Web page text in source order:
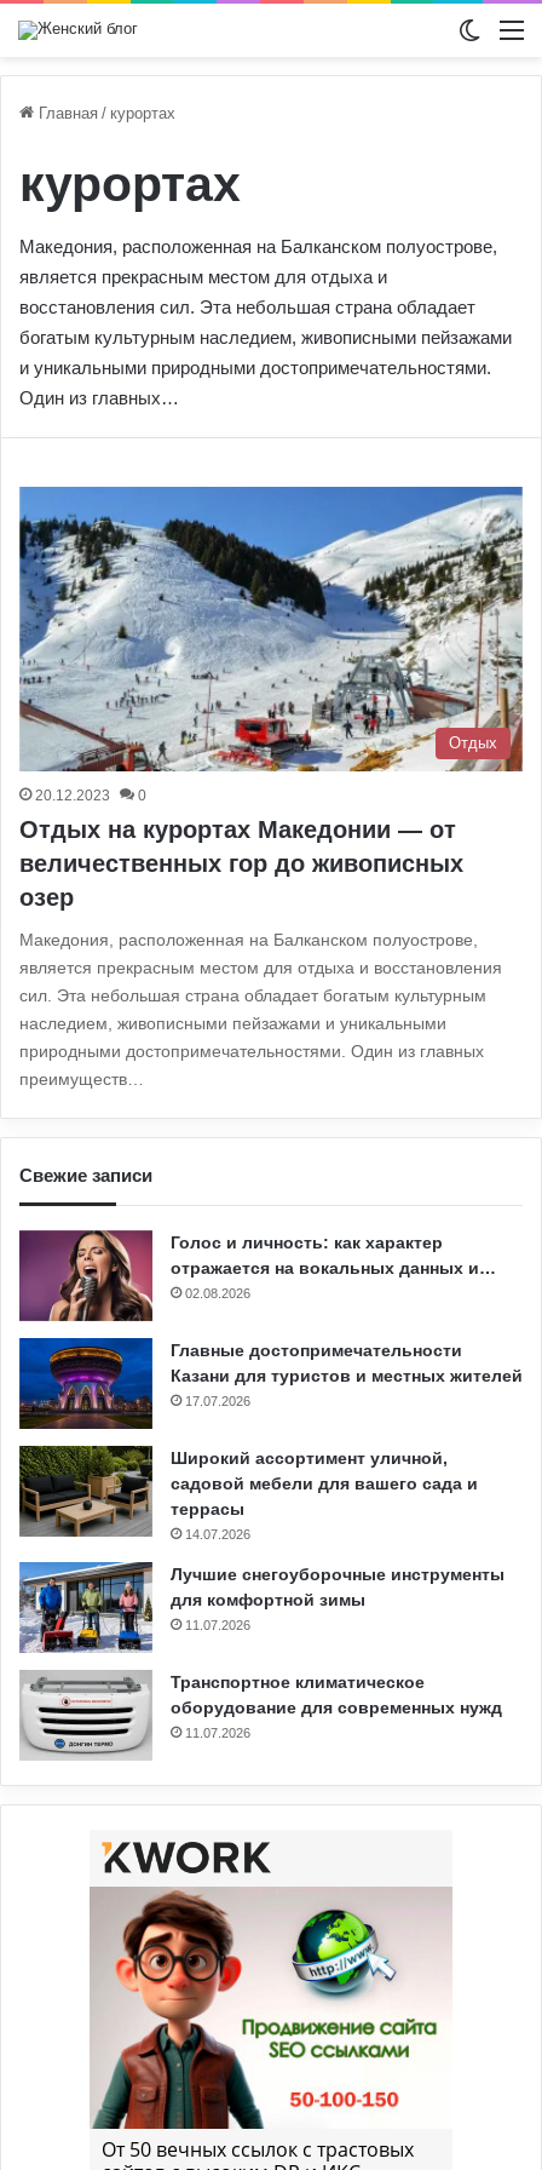
Главная / курортах
курортах
Македония, расположенная на Балканском полуострове,
является прекрасным местом для отдыха и
восстановления сил. Эта небольшая страна обладает
богатым культурным наследием, живописными пейзажами
и уникальными природными достопримечательностями.
Один из главных…
Отдых
20.12.2023 0
Отдых на курортах Македонии — от
величественных гор до живописных
озер
Македония, расположенная на Балканском полуострове,
является прекрасным местом для отдыха и восстановления
сил. Эта небольшая страна обладает богатым культурным
наследием, живописными пейзажами и уникальными
природными достопримечательностями. Один из главных
преимуществ…
Свежие записи
Голос и личность: как характер
отражается на вокальных данных и…
02.08.2026
Главные достопримечательности
Казани для туристов и местных жителей
17.07.2026
Широкий ассортимент уличной,
садовой мебели для вашего сада и
террасы
14.07.2026
Лучшие снегоуборочные инструменты
для комфортной зимы
11.07.2026
Транспортное климатическое
оборудование для современных нужд
11.07.2026